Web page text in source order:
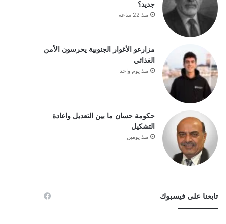
جديد؟
منذ 22 ساعة
مزارعو الأغوار الجنوبية يحرسون الأمن
الغذائي
منذ يوم واحد
حكومة حسان ما بين التعديل واعادة
التشكيل
منذ يومين
تابعنا على فيسبوك